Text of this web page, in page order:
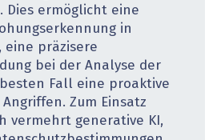
Dies ermöglicht eine
in
eine präzisere
bei der Analyse der
Fall eine proaktive
Zum Einsatz
vermehrt generative KI,